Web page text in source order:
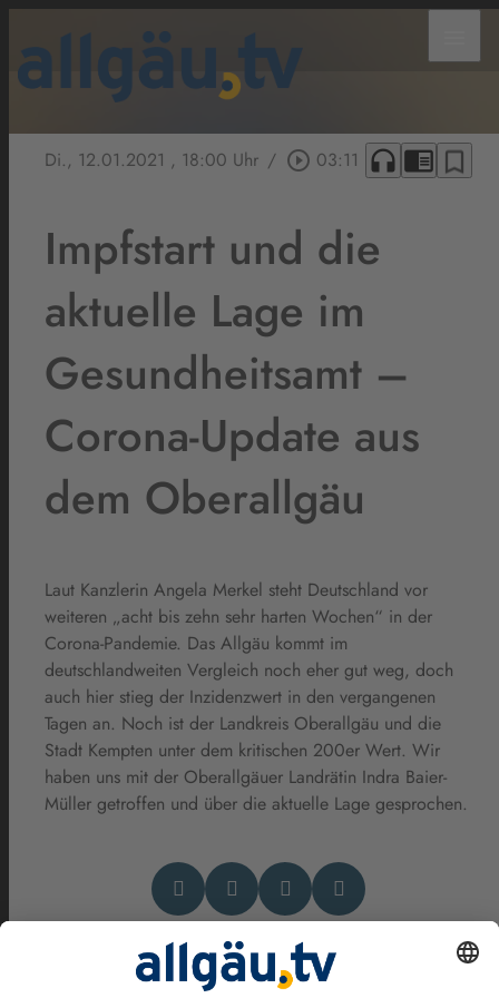
Di., 12.01.2021 , 18:00 Uhr / play_circle_outline 03:11 headphones chrome_reader_mode bookmark_border
Impfstart und die
aktuelle Lage im
Gesundheitsamt –
Corona-Update aus
dem Oberallgäu
Laut Kanzlerin Angela Merkel steht Deutschland vor
weiteren „acht bis zehn sehr harten Wochen“ in der
Corona-Pandemie. Das Allgäu kommt im
deutschlandweiten Vergleich noch eher gut weg, doch
auch hier stieg der Inzidenzwert in den vergangenen
Tagen an. Noch ist der Landkreis Oberallgäu und die
Stadt Kempten unter dem kritischen 200er Wert. Wir
haben uns mit der Oberallgäuer Landrätin Indra Baier-
Müller getroffen und über die aktuelle Lage gesprochen.